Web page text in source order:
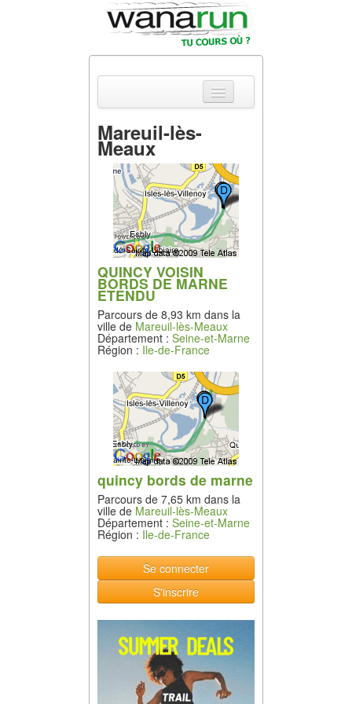
Actualités
Equipements &
Tests
Parcours &
Courses
Outils & Réseaux
Mareuil-lès-
Meaux
QUINCY VOISIN
BORDS DE MARNE
ETENDU
Parcours de 8,93 km dans la
ville de Mareuil-lès-Meaux
Département : Seine-et-Marne
Région : Ile-de-France
quincy bords de marne
Parcours de 7,65 km dans la
ville de Mareuil-lès-Meaux
Département : Seine-et-Marne
Région : Ile-de-France
Se connecter
S'inscrire